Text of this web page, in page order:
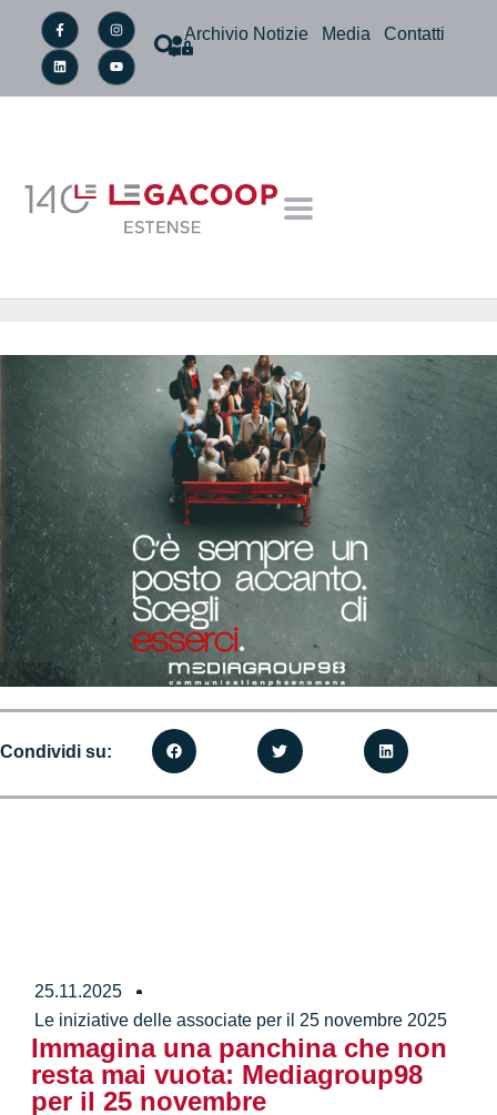
Archivio Notizie Media Contatti
25.11.2025
Le iniziative delle associate per il 25 novembre 2025
Immagina una panchina che non
resta mai vuota: Mediagroup98
per il 25 novembre
Condividi su: